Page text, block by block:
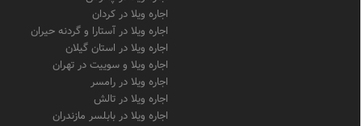
اجاره ویلا در کردان
اجاره ویلا در آستارا و گردنه حیران
اجاره ویلا در استان گیلان
اجاره ویلا و سوییت در تهران
اجاره ویلا در رامسر
اجاره ویلا در تالش
اجاره ویلا در بابلسر مازندران